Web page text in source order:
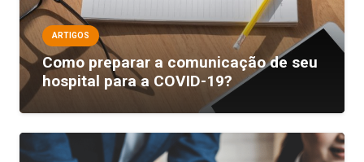
ARTIGOS
Como preparar a comunicação de seu
hospital para a COVID-19?